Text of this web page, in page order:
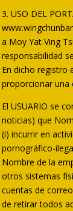
3. USO DEL
a Moy Yat Ving
responsabilidad
En dicho registro
proporcionar una
El USUARIO se
noticias) que
(i) incurrir en
pornográfico-
Nombre de la
otros sistemas
cuentas de
de retirar todos